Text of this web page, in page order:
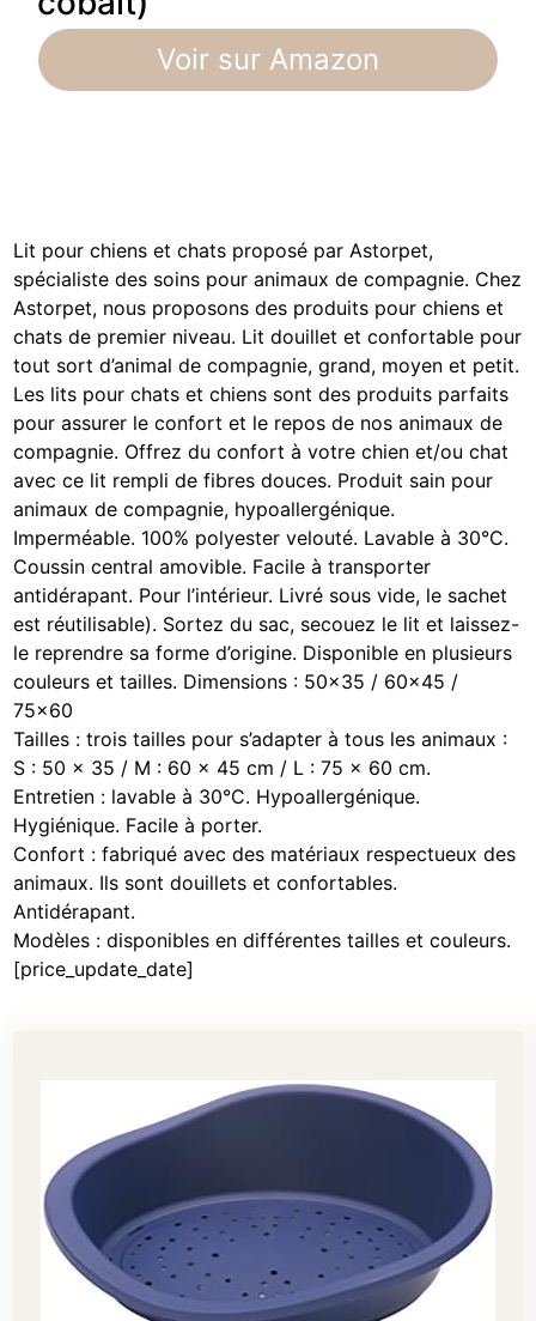
Voir sur Amazon
Lit pour chiens et chats proposé par Astorpet,
spécialiste des soins pour animaux de compagnie. Chez
Astorpet, nous proposons des produits pour chiens et
chats de premier niveau. Lit douillet et confortable pour
tout sort d’animal de compagnie, grand, moyen et petit.
Les lits pour chats et chiens sont des produits parfaits
pour assurer le confort et le repos de nos animaux de
compagnie. Offrez du confort à votre chien et/ou chat
avec ce lit rempli de fibres douces. Produit sain pour
animaux de compagnie, hypoallergénique.
Imperméable. 100% polyester velouté. Lavable à 30°C.
Coussin central amovible. Facile à transporter
antidérapant. Pour l’intérieur. Livré sous vide, le sachet
est réutilisable). Sortez du sac, secouez le lit et laissez-
le reprendre sa forme d’origine. Disponible en plusieurs
couleurs et tailles. Dimensions : 50×35 / 60×45 /
75×60
Tailles : trois tailles pour s’adapter à tous les animaux :
S : 50 x 35 / M : 60 x 45 cm / L : 75 x 60 cm.
Entretien : lavable à 30°C. Hypoallergénique.
Hygiénique. Facile à porter.
Confort : fabriqué avec des matériaux respectueux des
animaux. Ils sont douillets et confortables.
Antidérapant.
Modèles : disponibles en différentes tailles et couleurs.
[price_update_date]